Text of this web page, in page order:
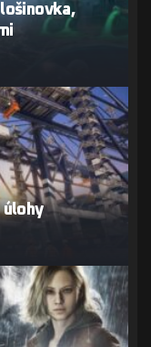
úlohy